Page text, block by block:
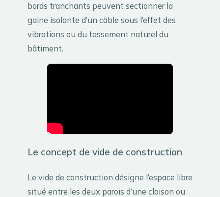
bords tranchants peuvent sectionner la
gaine isolante d’un câble sous l’effet des
vibrations ou du tassement naturel du
bâtiment.
Le concept de vide de construction
Le vide de construction désigne l’espace libre
situé entre les deux parois d’une cloison ou